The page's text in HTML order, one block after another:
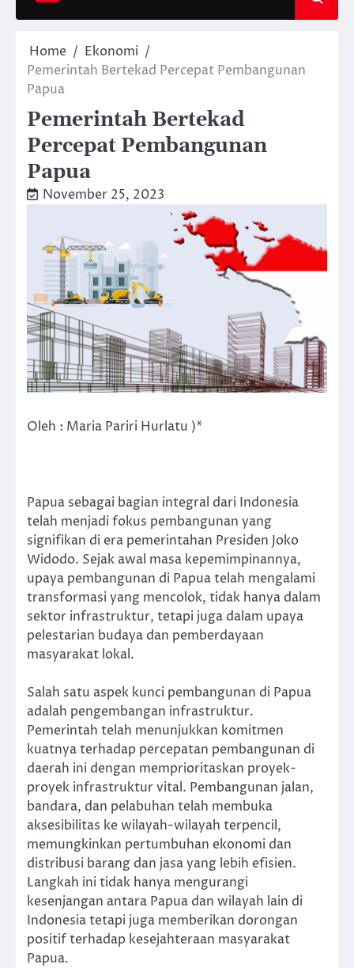
Home
Ekonomi
Pemerintah Bertekad Percepat Pembangunan
Papua
Pemerintah Bertekad
Percepat Pembangunan
Papua
November 25, 2023
Oleh : Maria Pariri Hurlatu )*
Papua sebagai bagian integral dari Indonesia
telah menjadi fokus pembangunan yang
signifikan di era pemerintahan Presiden Joko
Widodo. Sejak awal masa kepemimpinannya,
upaya pembangunan di Papua telah mengalami
transformasi yang mencolok, tidak hanya dalam
sektor infrastruktur, tetapi juga dalam upaya
pelestarian budaya dan pemberdayaan
masyarakat lokal.
Salah satu aspek kunci pembangunan di Papua
adalah pengembangan infrastruktur.
Pemerintah telah menunjukkan komitmen
kuatnya terhadap percepatan pembangunan di
daerah ini dengan memprioritaskan proyek-
proyek infrastruktur vital. Pembangunan jalan,
bandara, dan pelabuhan telah membuka
aksesibilitas ke wilayah-wilayah terpencil,
memungkinkan pertumbuhan ekonomi dan
distribusi barang dan jasa yang lebih efisien.
Langkah ini tidak hanya mengurangi
kesenjangan antara Papua dan wilayah lain di
Indonesia tetapi juga memberikan dorongan
positif terhadap kesejahteraan masyarakat
Papua.